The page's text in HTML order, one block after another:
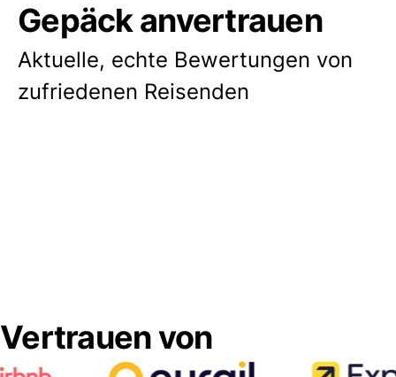
Gepäck anvertrauen
Aktuelle, echte Bewertungen von
zufriedenen Reisenden
Vertrauen von